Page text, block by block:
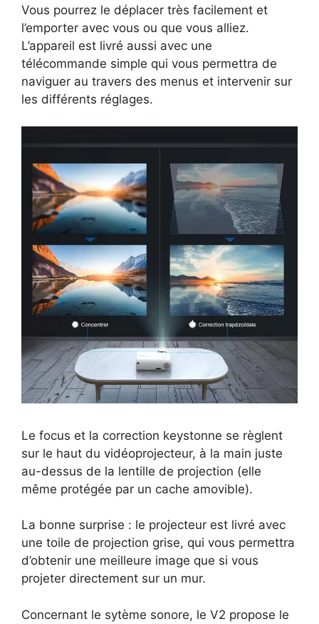
Vous pourrez le déplacer très facilement et
l’emporter avec vous ou que vous alliez.
L’appareil est livré aussi avec une
télécommande simple qui vous permettra de
naviguer au travers des menus et intervenir sur
les différents réglages.
Le focus et la correction keystonne se règlent
sur le haut du vidéoprojecteur, à la main juste
au-dessus de la lentille de projection (elle
même protégée par un cache amovible).
La bonne surprise : le projecteur est livré avec
une toile de projection grise, qui vous permettra
d’obtenir une meilleure image que si vous
projeter directement sur un mur.
Concernant le sytème sonore, le V2 propose le